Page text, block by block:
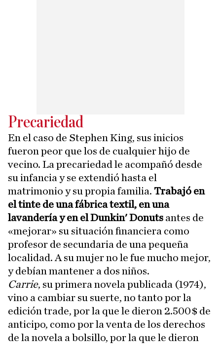
Precariedad
En el caso de Stephen King, sus inicios
fueron peor que los de cualquier hijo de
vecino. La precariedad le acompañó desde
su infancia y se extendió hasta el
matrimonio y su propia familia. Trabajó en
el tinte de una fábrica textil, en una
lavandería y en el Dunkin' Donuts antes de
«mejorar» su situación financiera como
profesor de secundaria de una pequeña
localidad. A su mujer no le fue mucho mejor,
y debían mantener a dos niños.
Carrie, su primera novela publicada (1974),
vino a cambiar su suerte, no tanto por la
edición trade, por la que le dieron 2.500 $ de
anticipo, como por la venta de los derechos
de la novela a bolsillo, por la que le dieron